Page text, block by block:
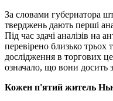
За словами губернатора
тверджень дають перші
Під час здачі аналізів на
перевірено близько
дослідження в торгових
означало, що вони досить
Кожен п'ятий житель